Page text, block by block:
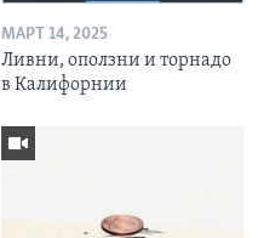
МАРТ 14, 2025
Ливни, оползни и торнадо
в Калифорнии